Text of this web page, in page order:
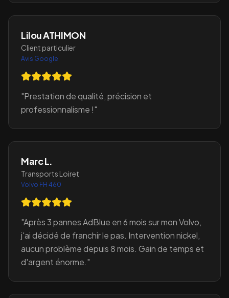
Lilou ATHIMON
Client particulier
Avis Google
"Prestation de qualité, précision et
professionnalisme !"
Marc L.
Transports Loiret
Volvo FH 460
"Après 3 pannes AdBlue en 6 mois sur mon Volvo,
j'ai décidé de franchir le pas. Intervention nickel,
aucun problème depuis 8 mois. Gain de temps et
d'argent énorme."